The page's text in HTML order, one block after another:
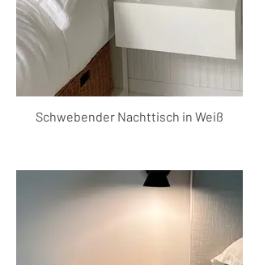
Schwebender Nachttisch in Weiß